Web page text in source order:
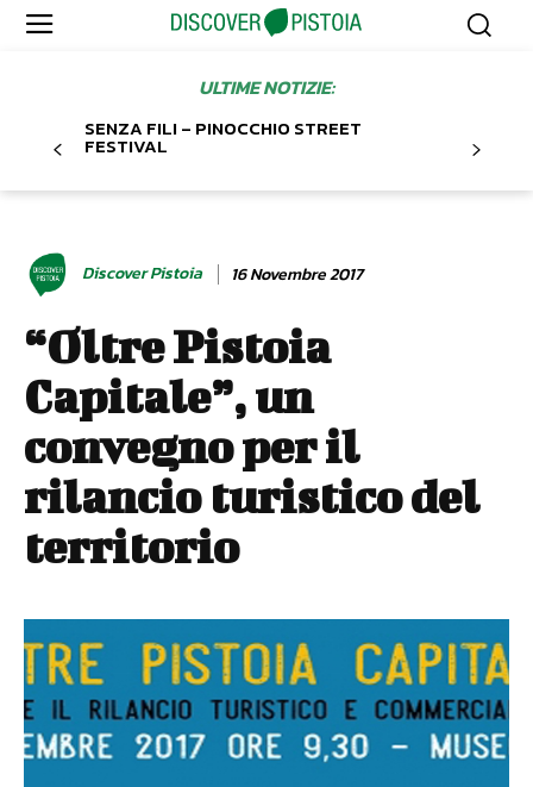
ULTIME NOTIZIE:
SENZA FILI – PINOCCHIO STREET
FESTIVAL
Discover Pistoia 16 Novembre 2017
“Oltre Pistoia
Capitale”, un
convegno per il
rilancio turistico del
territorio